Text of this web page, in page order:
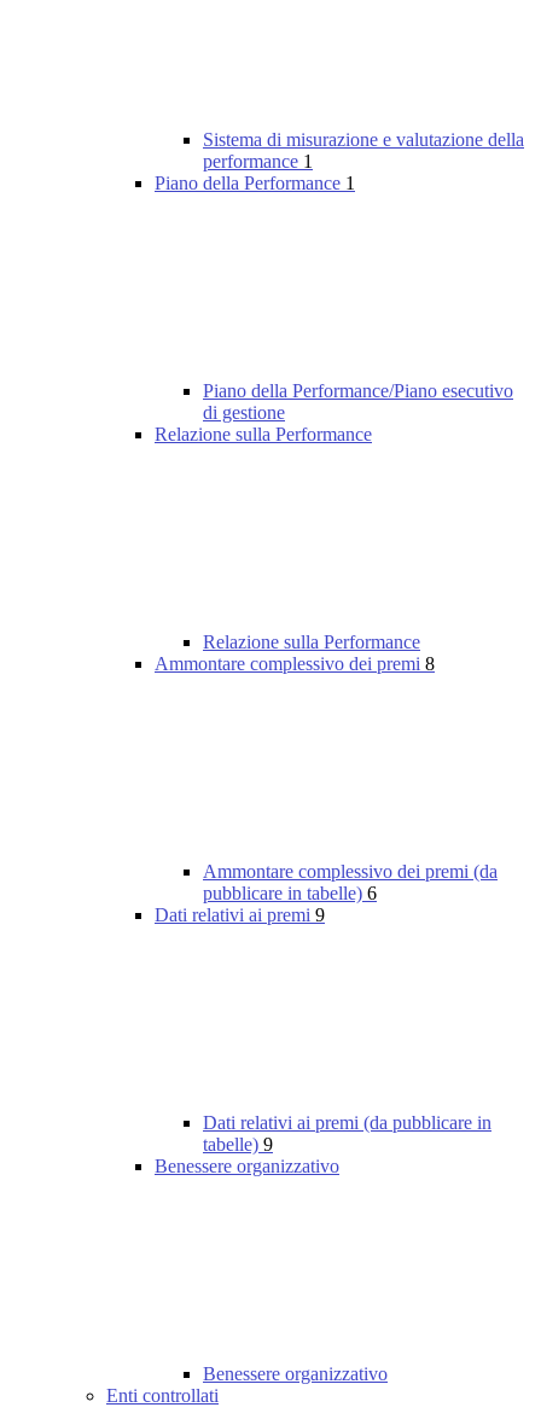
Sistema di misurazione e valutazione della
performance 1
Piano della Performance 1
Piano della Performance/Piano esecutivo
di gestione
Relazione sulla Performance
Relazione sulla Performance
Ammontare complessivo dei premi 8
Ammontare complessivo dei premi (da
pubblicare in tabelle) 6
Dati relativi ai premi 9
Dati relativi ai premi (da pubblicare in
tabelle) 9
Benessere organizzativo
Benessere organizzativo
Enti controllati